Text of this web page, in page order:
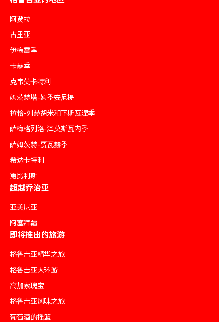
阿贾拉
古里亚
伊梅雷季
卡赫季
克韦莫卡特利
姆茨赫塔-姆季安尼提
拉恰-列赫胡米和下斯瓦涅季
萨梅格列洛-泽莫斯瓦内季
萨姆茨赫-贾瓦赫季
希达卡特利
第比利斯
超越乔治亚
亚美尼亚
阿塞拜疆
即将推出的旅游
格鲁吉亚精华之旅
格鲁吉亚大环游
高加索瑰宝
格鲁吉亚风味之旅
葡萄酒的摇篮